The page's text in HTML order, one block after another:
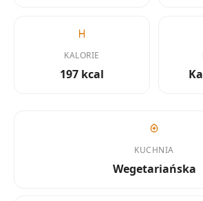
KALORIE
197 kcal
KUCHNIA
Wegetariańska